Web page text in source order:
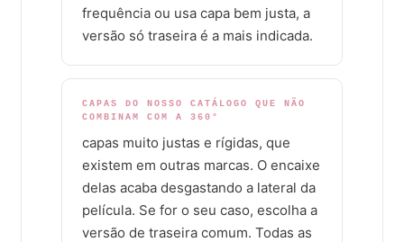
frequência ou usa capa bem justa, a
versão só traseira é a mais indicada.
CAPAS DO NOSSO CATÁLOGO QUE NÃO
COMBINAM COM A 360°
capas muito justas e rígidas, que
existem em outras marcas. O encaixe
delas acaba desgastando a lateral da
película. Se for o seu caso, escolha a
versão de traseira comum. Todas as